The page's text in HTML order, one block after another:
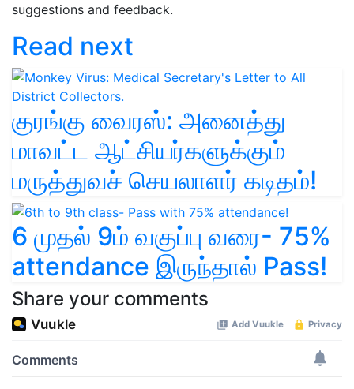
suggestions and feedback.
Read next
குரங்கு வைரஸ்: அனைத்து
மாவட்ட ஆட்சியர்களுக்கும்
மருத்துவச் செயலாளர் கடிதம்!
6 முதல் 9ம் வகுப்பு வரை- 75%
attendance இருந்தால் Pass!
Share your comments